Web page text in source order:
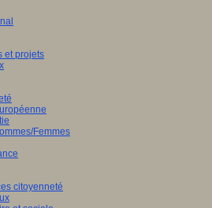
et projets
Femmes
citoyenneté